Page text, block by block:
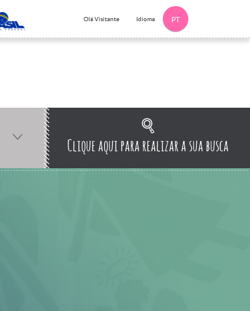
Olá Visitante Idioma PT
Clique aqui para realizar a sua busca